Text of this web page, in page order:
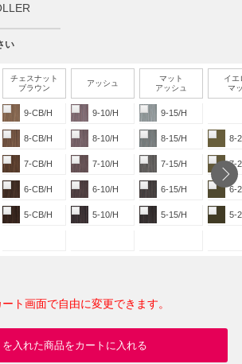
い
チェスナット
ブラウン
アッシュ
マット
アッシュ
イエ
マ
9-CB/H 9-10/H 9-15/H
8-CB/H 8-10/H 8-15/H 8-
7-CB/H 7-10/H 7-15/H 7-
6-CB/H 6-10/H 6-15/H 6-
5-CB/H 5-10/H 5-15/H 5-
ト画面で自由に変更できます。
を入れた商品をカートに入れる